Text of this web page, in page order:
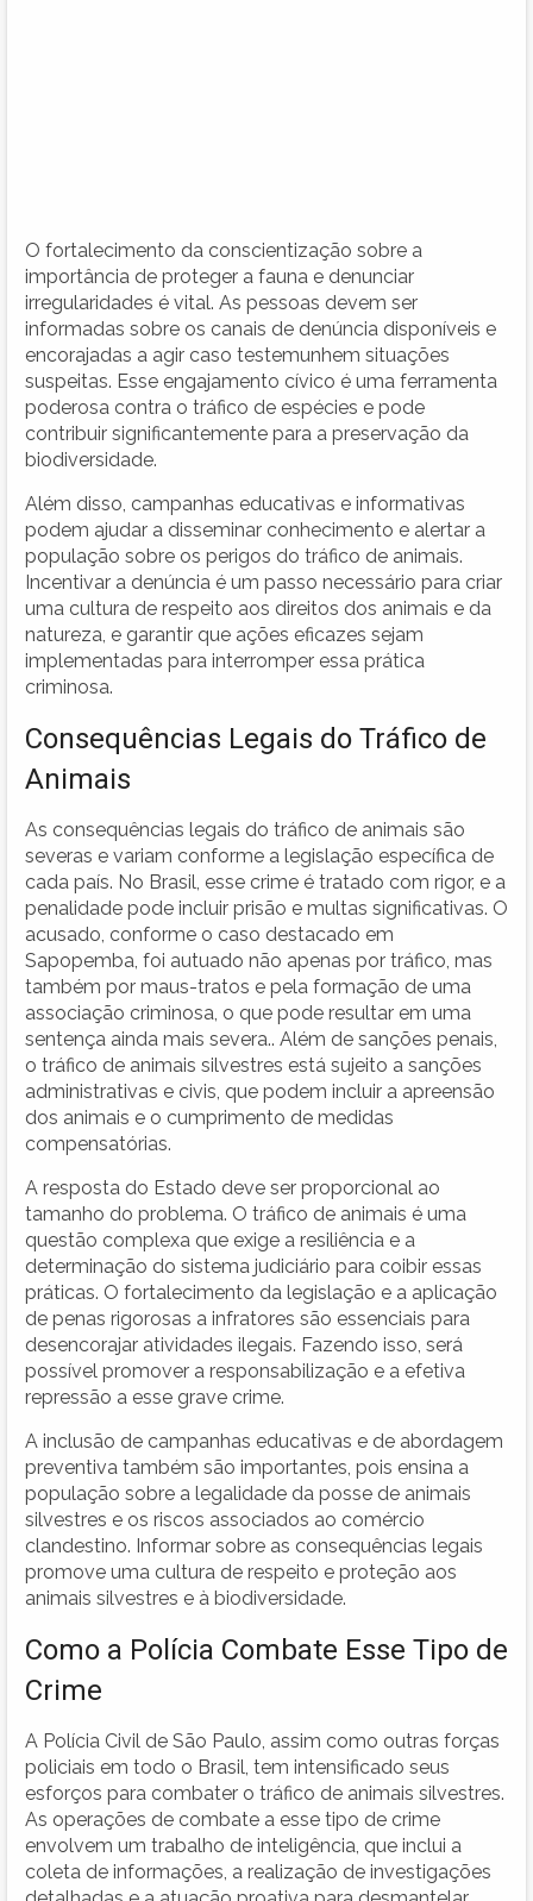
O fortalecimento da conscientização sobre a
importância de proteger a fauna e denunciar
irregularidades é vital. As pessoas devem ser
informadas sobre os canais de denúncia disponíveis e
encorajadas a agir caso testemunhem situações
suspeitas. Esse engajamento cívico é uma ferramenta
poderosa contra o tráfico de espécies e pode
contribuir significantemente para a preservação da
biodiversidade.
Além disso, campanhas educativas e informativas
podem ajudar a disseminar conhecimento e alertar a
população sobre os perigos do tráfico de animais.
Incentivar a denúncia é um passo necessário para criar
uma cultura de respeito aos direitos dos animais e da
natureza, e garantir que ações eficazes sejam
implementadas para interromper essa prática
criminosa.
Consequências Legais do Tráfico de
Animais
As consequências legais do tráfico de animais são
severas e variam conforme a legislação específica de
cada país. No Brasil, esse crime é tratado com rigor, e a
penalidade pode incluir prisão e multas significativas. O
acusado, conforme o caso destacado em
Sapopemba, foi autuado não apenas por tráfico, mas
também por maus-tratos e pela formação de uma
associação criminosa, o que pode resultar em uma
sentença ainda mais severa.. Além de sanções penais,
o tráfico de animais silvestres está sujeito a sanções
administrativas e civis, que podem incluir a apreensão
dos animais e o cumprimento de medidas
compensatórias.
A resposta do Estado deve ser proporcional ao
tamanho do problema. O tráfico de animais é uma
questão complexa que exige a resiliência e a
determinação do sistema judiciário para coibir essas
práticas. O fortalecimento da legislação e a aplicação
de penas rigorosas a infratores são essenciais para
desencorajar atividades ilegais. Fazendo isso, será
possível promover a responsabilização e a efetiva
repressão a esse grave crime.
A inclusão de campanhas educativas e de abordagem
preventiva também são importantes, pois ensina a
população sobre a legalidade da posse de animais
silvestres e os riscos associados ao comércio
clandestino. Informar sobre as consequências legais
promove uma cultura de respeito e proteção aos
animais silvestres e à biodiversidade.
Como a Polícia Combate Esse Tipo de
Crime
A Polícia Civil de São Paulo, assim como outras forças
policiais em todo o Brasil, tem intensificado seus
esforços para combater o tráfico de animais silvestres.
As operações de combate a esse tipo de crime
envolvem um trabalho de inteligência, que inclui a
coleta de informações, a realização de investigações